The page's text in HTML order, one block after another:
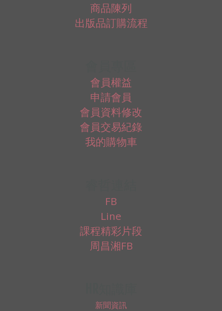
商品陳列
出版品訂購流程
會員權益
申請會員
會員資料修改
會員交易紀錄
我的購物車
FB
Line
課程精彩片段
周昌湘FB
新聞資訊